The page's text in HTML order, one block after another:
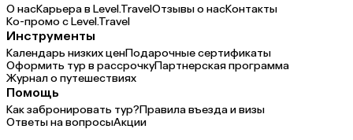
О насКарьера в Level.TravelОтзывы о насКонтакты
Ко-промо с Level.Travel
Инструменты
Календарь низких ценПодарочные сертификаты
Оформить тур в рассрочкуПартнерская программа
Журнал о путешествиях
Помощь
Как забронировать тур?Правила въезда и визы
Ответы на вопросыАкции